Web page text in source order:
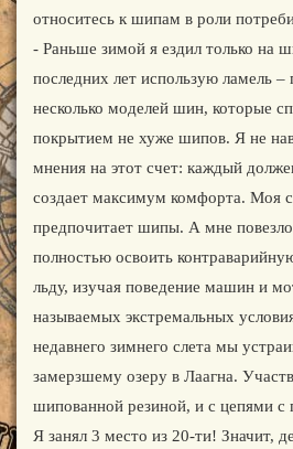
относитесь к шипам в роли
- Раньше зимой я ездил только на
последних лет использую ламель –
несколько моделей шин, которые
покрытием не хуже шипов. Я не
мнения на этот счет: каждый
создает максимум комфорта. Моя
предпочитает шипы. А мне
полностью освоить
льду, изучая поведение машин и
называемых экстремальных
недавнего зимнего слета мы
замерзшему озеру в Лаагна.
шипованной резиной, и с цепями с
Я занял 3 место из 20-ти! Значит,